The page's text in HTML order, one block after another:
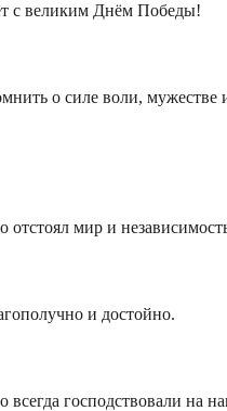
с великим Днём Победы!
о силе воли, мужестве
отстоял мир и
и достойно.
господствовали на